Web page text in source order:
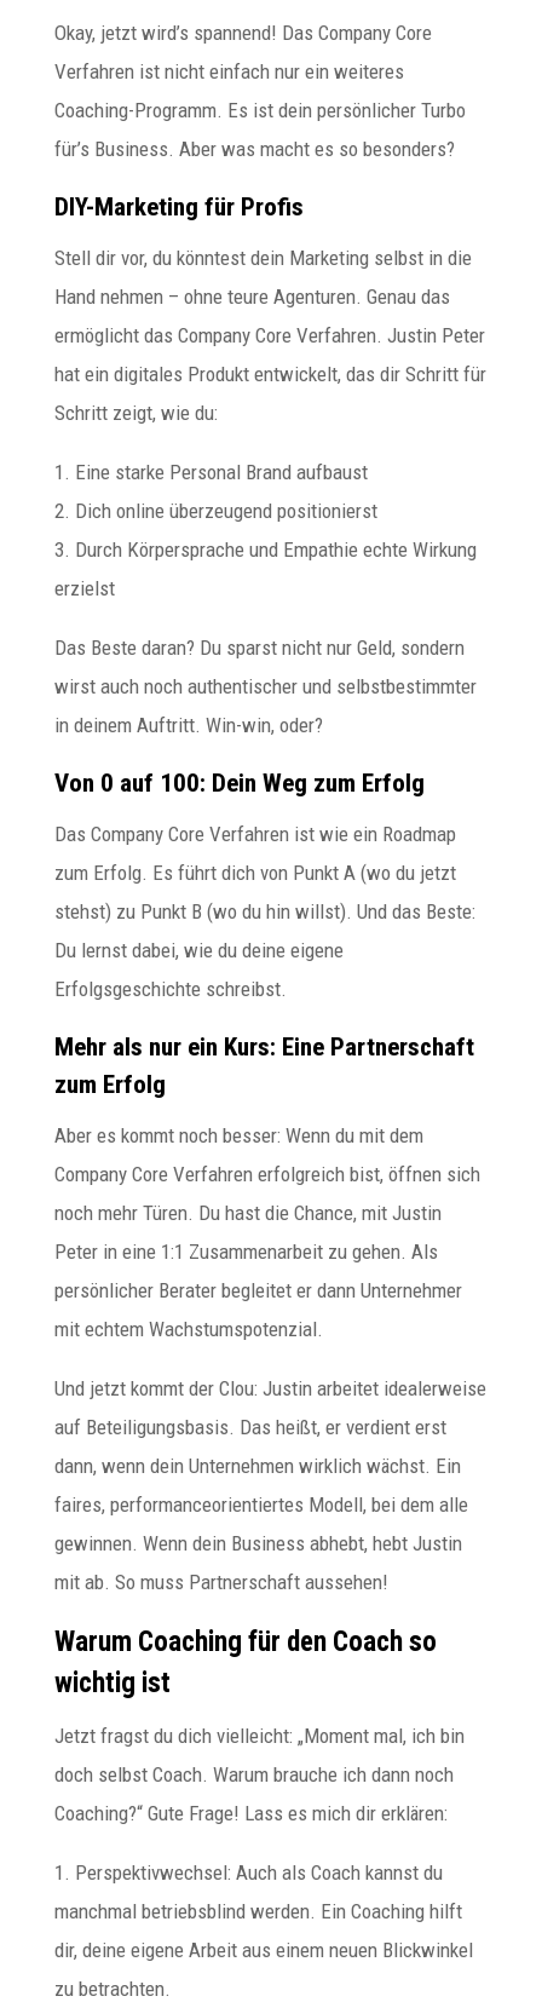
Okay, jetzt wird’s spannend! Das Company Core
Verfahren ist nicht einfach nur ein weiteres
Coaching-Programm. Es ist dein persönlicher Turbo
für’s Business. Aber was macht es so besonders?
DIY-Marketing für Profis
Stell dir vor, du könntest dein Marketing selbst in die
Hand nehmen – ohne teure Agenturen. Genau das
ermöglicht das Company Core Verfahren. Justin Peter
hat ein digitales Produkt entwickelt, das dir Schritt für
Schritt zeigt, wie du:
1. Eine starke Personal Brand aufbaust
2. Dich online überzeugend positionierst
3. Durch Körpersprache und Empathie echte Wirkung
erzielst
Das Beste daran? Du sparst nicht nur Geld, sondern
wirst auch noch authentischer und selbstbestimmter
in deinem Auftritt. Win-win, oder?
Von 0 auf 100: Dein Weg zum Erfolg
Das Company Core Verfahren ist wie ein Roadmap
zum Erfolg. Es führt dich von Punkt A (wo du jetzt
stehst) zu Punkt B (wo du hin willst). Und das Beste:
Du lernst dabei, wie du deine eigene
Erfolgsgeschichte schreibst.
Mehr als nur ein Kurs: Eine Partnerschaft
zum Erfolg
Aber es kommt noch besser: Wenn du mit dem
Company Core Verfahren erfolgreich bist, öffnen sich
noch mehr Türen. Du hast die Chance, mit Justin
Peter in eine 1:1 Zusammenarbeit zu gehen. Als
persönlicher Berater begleitet er dann Unternehmer
mit echtem Wachstumspotenzial.
Und jetzt kommt der Clou: Justin arbeitet idealerweise
auf Beteiligungsbasis. Das heißt, er verdient erst
dann, wenn dein Unternehmen wirklich wächst. Ein
faires, performanceorientiertes Modell, bei dem alle
gewinnen. Wenn dein Business abhebt, hebt Justin
mit ab. So muss Partnerschaft aussehen!
Warum Coaching für den Coach so
wichtig ist
Jetzt fragst du dich vielleicht: „Moment mal, ich bin
doch selbst Coach. Warum brauche ich dann noch
Coaching?“ Gute Frage! Lass es mich dir erklären:
1. Perspektivwechsel: Auch als Coach kannst du
manchmal betriebsblind werden. Ein Coaching hilft
dir, deine eigene Arbeit aus einem neuen Blickwinkel
zu betrachten.